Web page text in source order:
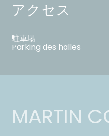
アクセス
駐車場
Parking des halles
MARTIN